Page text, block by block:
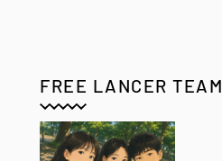
FREE LANCER TEAM